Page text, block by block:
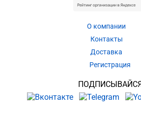
О компании
Контакты
Доставка
Регистрация